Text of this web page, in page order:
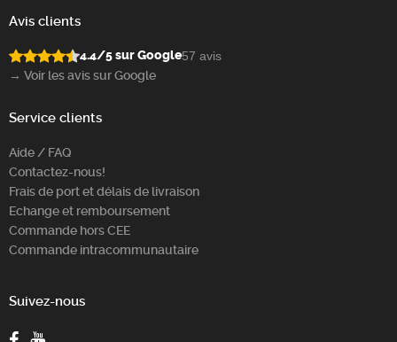
Avis clients
4.4/5 sur Google57 avis
→ Voir les avis sur Google
Service clients
Aide / FAQ
Contactez-nous!
Frais de port et délais de livraison
Echange et remboursement
Commande hors CEE
Commande intracommunautaire
Suivez-nous